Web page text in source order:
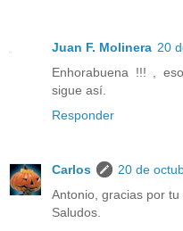
Juan F. Molinera 20
Enhorabuena !!! ,
sigue así.
Responder
Carlos
20 de
Antonio, gracias por
Saludos.